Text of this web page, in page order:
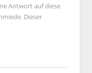
Antwort auf diese
Dieser